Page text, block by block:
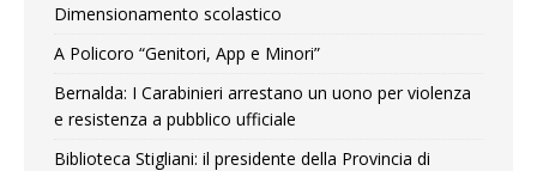
Dimensionamento scolastico
A Policoro “Genitori, App e Minori”
Bernalda: I Carabinieri arrestano un uono per violenza
e resistenza a pubblico ufficiale
Biblioteca Stigliani: il presidente della Provincia di